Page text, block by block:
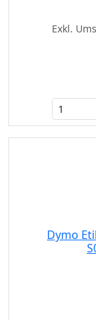
Exkl.
Dymo